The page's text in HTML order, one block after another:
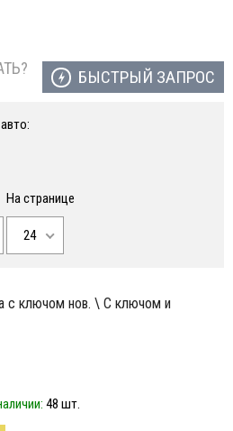
БЫСТРЫЙ ЗАПРОС
На странице
24
48 шт.